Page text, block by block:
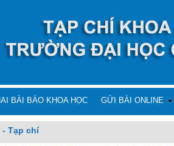
BÀI BÁO KHOA HỌC GỬI BÀI ONLINE
- Tạp chí